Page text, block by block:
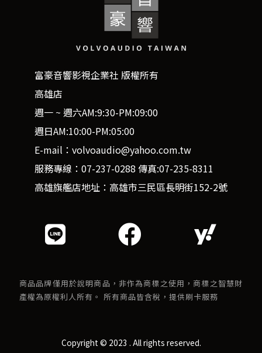
富豪音響影視企業社 版權所有
高雄店
週一 ~ 週六AM:9:30-PM:09:00
週日AM:10:00-PM:05:00
E-mail：volvoaudio@yahoo.com.tw
服務專線：07-237-0288 傳真:07-235-8311
高雄旗艦店地址：高雄市三民區長明街152-2號
商品品牌僅用於說明商品，非作為商標之使用，商標之智慧財
產權為原權利人所有。 所有商品皆含稅，提供刷卡服務
Copyright © 2023 . All rights reserved.